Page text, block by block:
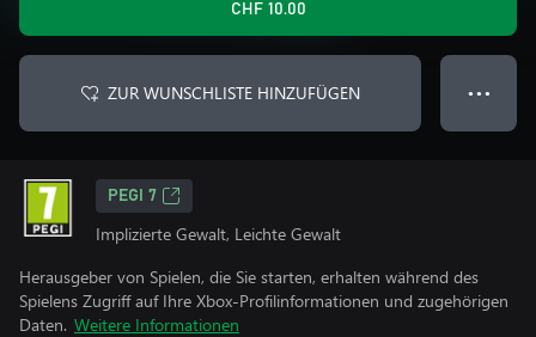
CHF 10.00
ZUR WUNSCHLISTE HINZUFÜGEN ● ● ●
PEGI 7
Implizierte Gewalt, Leichte Gewalt
Herausgeber von Spielen, die Sie starten, erhalten während des
Spielens Zugriff auf Ihre Xbox-Profilinformationen und zugehörigen
Daten. Weitere Informationen